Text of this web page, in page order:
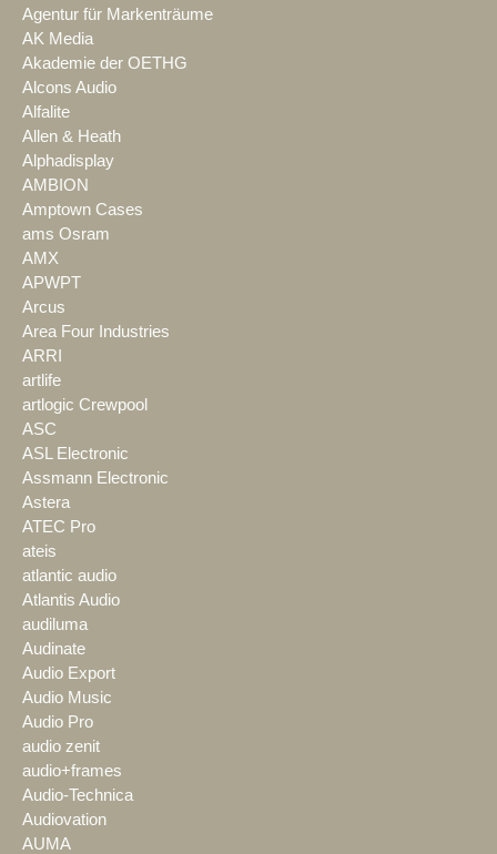
Agentur für Markenträume
AK Media
Akademie der OETHG
Alcons Audio
Alfalite
Allen & Heath
Alphadisplay
AMBION
Amptown Cases
ams Osram
AMX
APWPT
Arcus
Area Four Industries
ARRI
artlife
artlogic Crewpool
ASC
ASL Electronic
Assmann Electronic
Astera
ATEC Pro
ateis
atlantic audio
Atlantis Audio
audiluma
Audinate
Audio Export
Audio Music
Audio Pro
audio zenit
audio+frames
Audio-Technica
Audiovation
AUMA